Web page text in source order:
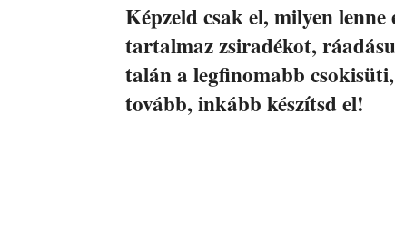
Képzeld csak el, milyen
tartalmaz zsiradékot,
talán a legfinomabb
tovább, inkább készítsd el!